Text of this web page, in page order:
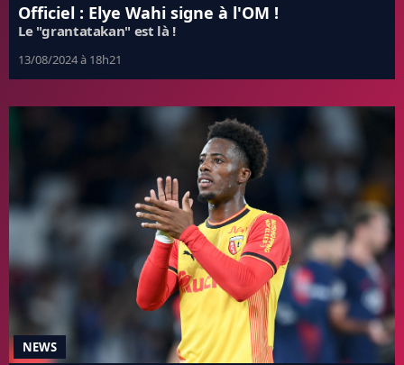
Officiel : Elye Wahi signe à l'OM !
Le "grantatakan" est là !
13/08/2024 à 18h21
NEWS